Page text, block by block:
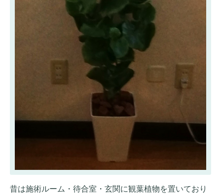
昔は施術ルーム・待合室・玄関に観葉植物を置いており